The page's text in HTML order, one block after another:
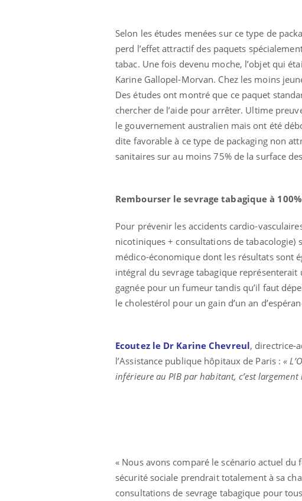
Selon les études menées sur ce type de
perd l’effet attractif des paquets
tabac. Une fois devenu moche, l’objet qui
Karine Gallopel-Morvan. Chez les moins
Des études ont montré que ce paquet
chercher de l’aide pour arrêter. Ultime
le gouvernement australien mais ont été
dite favorable à ce type de packaging non
sanitaires sur au moins 75% de la surface
Rembourser le sevrage tabagique à 100%
Pour prévenir les accidents cardio-
nicotiniques + consultations de tabacologie)
médico-économique dont les résultats sont
intégral du sevrage tabagique représenterait
gagnée pour un fumeur tandis qu’il faut
le cholestérol pour un gain d’un an
Ecoutez le Dr Karine Chevreul, directrice-
l’Assistance publique hôpitaux de Paris :«
inférieure au PIB par habitant, c’est largement
« Nous avons comparé le scénario actuel
sécurité sociale prendrait totalement à sa
consultations de sevrage tabagique pour
Fatigue, irritabilité, brouillard mental ou
carence en fer sont multiples ce qui la rend
En 2026,
patients